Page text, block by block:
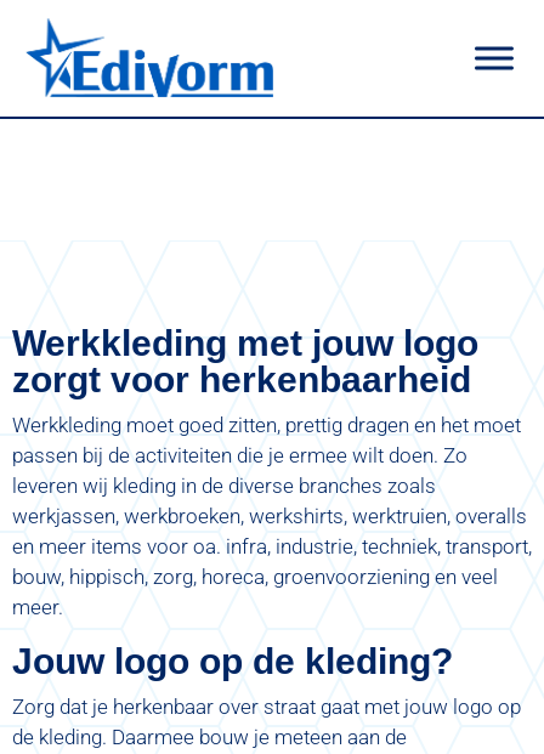
Werkkleding met jouw logo
zorgt voor herkenbaarheid
Werkkleding moet goed zitten, prettig dragen en het moet
passen bij de activiteiten die je ermee wilt doen. Zo
leveren wij kleding in de diverse branches zoals
werkjassen, werkbroeken, werkshirts, werktruien, overalls
en meer items voor oa. infra, industrie, techniek, transport,
bouw, hippisch, zorg, horeca, groenvoorziening en veel
meer.
Jouw logo op de kleding?
Zorg dat je herkenbaar over straat gaat met jouw logo op
de kleding. Daarmee bouw je meteen aan de